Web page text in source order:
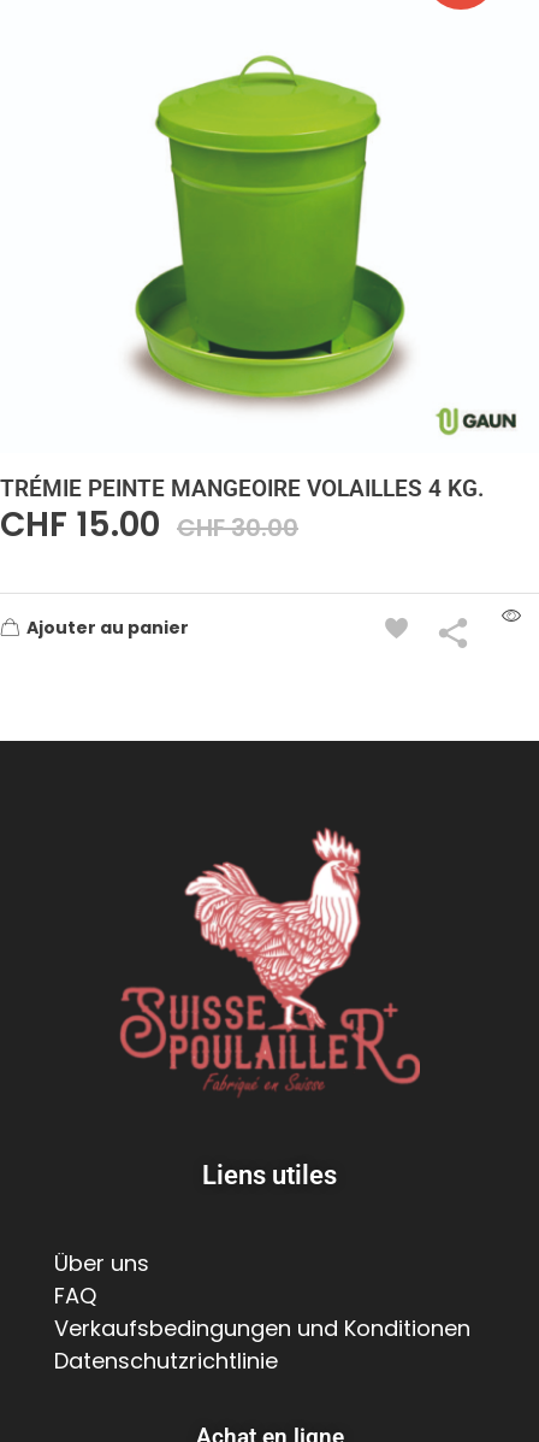
TRÉMIE PEINTE MANGEOIRE VOLAILLES 4 KG.
CHF 15.00 CHF30.00
Ajouter au panier
Liens utiles
Über uns
FAQ
Verkaufsbedingungen und Konditionen
Datenschutzrichtlinie